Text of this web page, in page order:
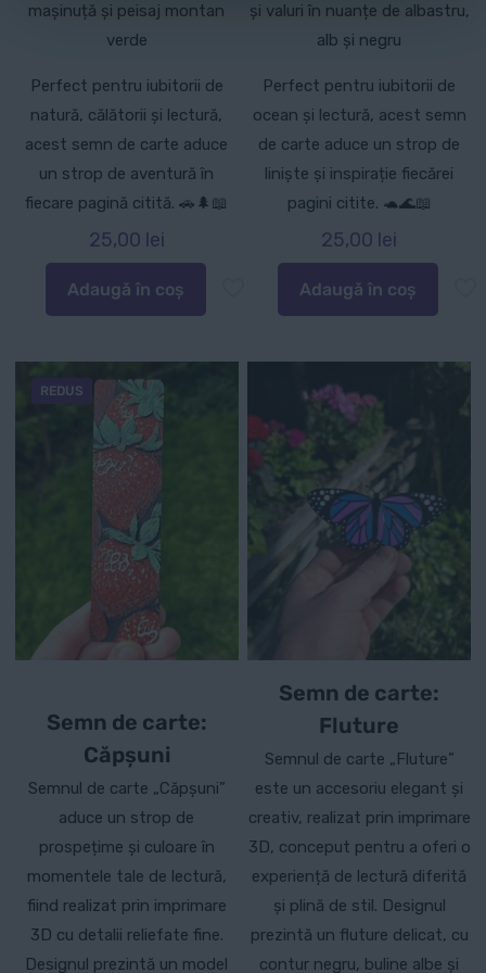
mașinuță și peisaj montan
verde
Perfect pentru iubitorii de
natură, călătorii și lectură,
acest semn de carte aduce
un strop de aventură în
fiecare pagină citită. 🚗🌲📖
25,00 lei
Adaugă în coș
și valuri în nuanțe de albastru,
alb și negru
Perfect pentru iubitorii de
ocean și lectură, acest semn
de carte aduce un strop de
liniște și inspirație fiecărei
pagini citite. 🐢🌊📖
25,00 lei
Adaugă în coș
REDUS
Semn de carte:
Căpșuni
Semnul de carte „Căpșuni”
aduce un strop de
prospețime și culoare în
momentele tale de lectură,
fiind realizat prin imprimare
3D cu detalii reliefate fine.
Designul prezintă un model
Semn de carte:
Fluture
Semnul de carte „Fluture”
este un accesoriu elegant și
creativ, realizat prin imprimare
3D, conceput pentru a oferi o
experiență de lectură diferită
și plină de stil. Designul
prezintă un fluture delicat, cu
contur negru, buline albe și